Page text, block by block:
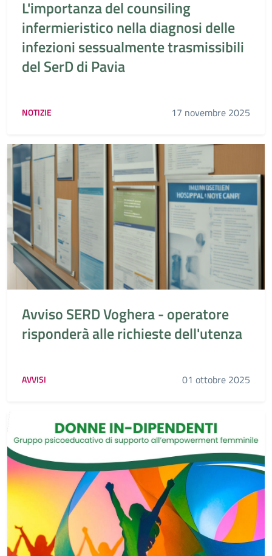
L'importanza del counsiling
infermieristico nella diagnosi delle
infezioni sessualmente trasmissibili
del SerD di Pavia
NOTIZIE 17 novembre 2025
Avviso SERD Voghera - operatore
risponderà alle richieste dell'utenza
AVVISI 01 ottobre 2025